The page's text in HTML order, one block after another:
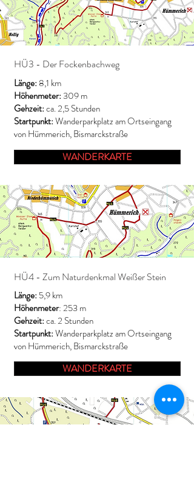
HÜ3 - Der Fockenbachweg
Länge:8,1 km
Höhenmeter:309 m
Gehzeit:ca. 2,5 Stunden
Startpunkt:Wanderparkplatz am Ortseingang
von Hümmerich, Bismarckstraße
WANDERKARTE
HÜ4 - Zum Naturdenkmal Weißer Stein
Länge:5,9 km
Höhenmeter: 253 m
Gehzeit:ca. 2 Stunden
Startpunkt:Wanderparkplatz am Ortseingang
von Hümmerich, Bismarckstraße
WANDERKARTE